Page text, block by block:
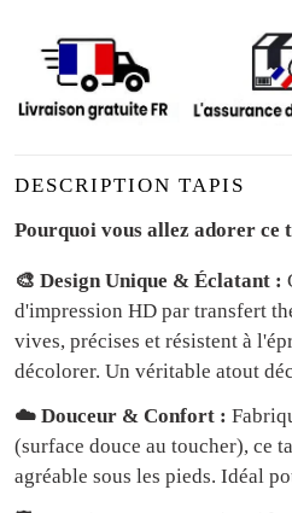
DESCRIPTION TAPIS
Pourquoi vous allez adorer ce
🎨 Design Unique & Éclatant :
d'impression HD par transfert
vives, précises et résistent à
décolorer. Un véritable atout
☁️ Douceur & Confort :
(surface douce au toucher), ce
agréable sous les pieds. Idéal